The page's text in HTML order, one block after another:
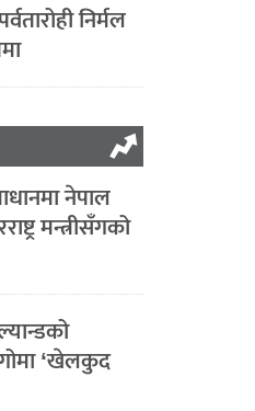
निर्मल
नेपाल
मन्त्रीसँगको
‘खेलकुद